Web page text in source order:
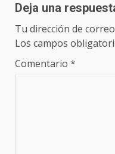
Deja una
Tu dirección de
Los campos
Comentario *